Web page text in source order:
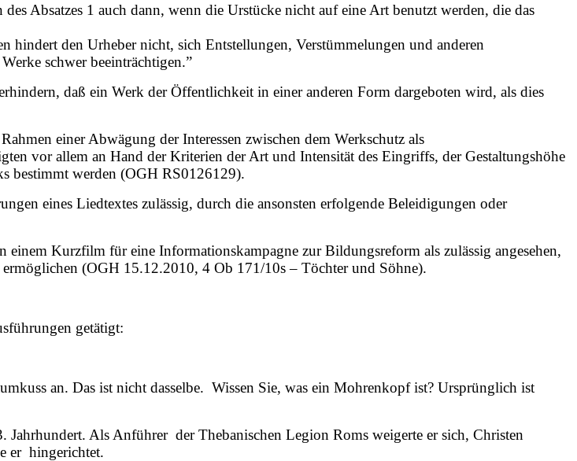
Absatzes 1 auch dann, wenn die Urstücke nicht auf eine Art benutzt werden, die das
den Urheber nicht, sich Entstellungen, Verstümmelungen und anderen
schwer beeinträchtigen.”
daß ein Werk der Öffentlichkeit in einer anderen Form dargeboten wird, als dies
einer Abwägung der Interessen zwischen dem Werkschutz als
vor allem an Hand der Kriterien der Art und Intensität des Eingriffs, der Gestaltungshöhe
bestimmt werden (OGH RS0126129).
eines Liedtextes zulässig, durch die ansonsten erfolgende Beleidigungen oder
Kurzfilm für eine Informationskampagne zur Bildungsreform als zulässig angesehen,
(OGH 15.12.2010, 4 Ob 171/10s – Töchter und Söhne).
getätigt:
an. Das ist nicht dasselbe. Wissen Sie, was ein Mohrenkopf ist? Ursprünglich ist
Als Anführer der Thebanischen Legion Roms weigerte er sich, Christen
er hingerichtet.